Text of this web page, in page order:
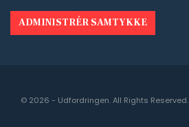
ADMINISTRÉR SAMTYKKE
© 2026 - Udfordringen. All Rights Reserved.